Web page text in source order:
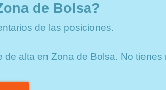
de Bolsa?
de las posiciones.
alta en Zona de Bolsa. No